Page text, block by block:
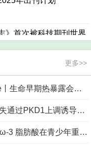
收录
》入编中文核心期刊要
出刊计划
更多>>
Nature Climate Change丨生命早期热暴露会增加学龄前儿童神经发育迟缓的风险
Brain丨神经元SMG7缺失通过PKD1上调诱导孤独症样行为
JAMA Network Open丨ω-3 脂肪酸在青少年重度抑郁症治疗中未显示出显著疗效